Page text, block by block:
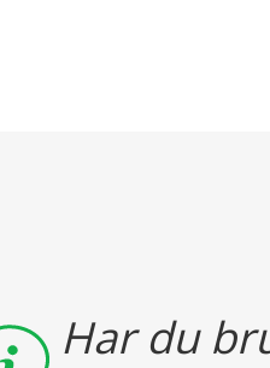
Har du